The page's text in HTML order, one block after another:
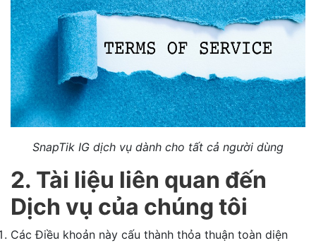
SnapTik IG dịch vụ dành cho tất cả người dùng
2. Tài liệu liên quan đến
Dịch vụ của chúng tôi
Các Điều khoản này cấu thành thỏa thuận toàn diện